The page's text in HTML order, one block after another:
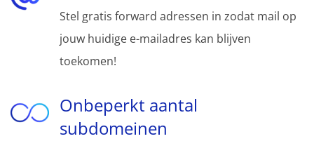
Stel gratis forward adressen in zodat mail op
jouw huidige e-mailadres kan blijven
toekomen!
Onbeperkt aantal
subdomeinen